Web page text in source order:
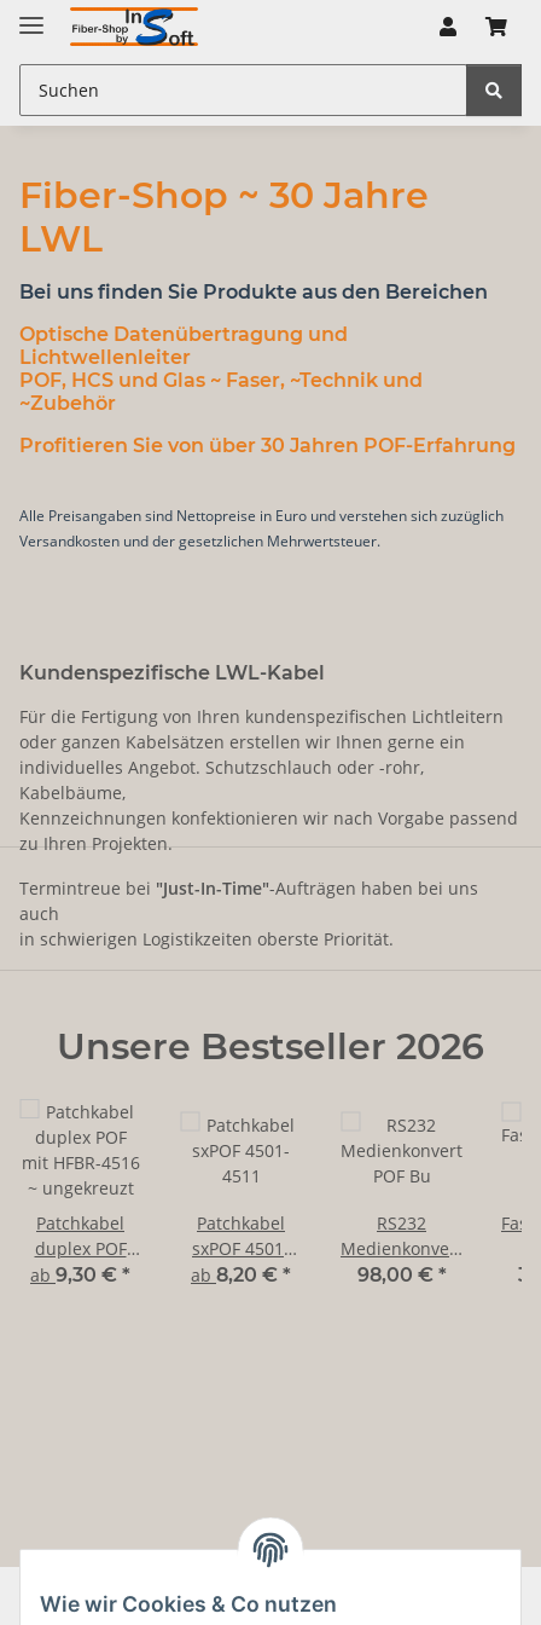
Wie wir Cookies & Co nutzen
Fiber-Shop ~ 30 Jahre
LWL
Bei uns finden Sie Produkte aus den Bereichen
Optische Datenübertragung und
Lichtwellenleiter
POF, HCS und Glas ~ Faser, ~Technik und
~Zubehör
Profitieren Sie von über 30 Jahren POF-Erfahrung
Alle Preisangaben sind Nettopreise in Euro und verstehen sich zuzüglich
Versandkosten und der gesetzlichen Mehrwertsteuer.
Kundenspezifische LWL-Kabel
Für die Fertigung von Ihren kundenspezifischen Lichtleitern
oder ganzen Kabelsätzen erstellen wir Ihnen gerne ein
individuelles Angebot. Schutzschlauch oder -rohr,
Kabelbäume,
Kennzeichnungen konfektionieren wir nach Vorgabe passend
zu Ihren Projekten.
Termintreue bei "Just-In-Time"-Aufträgen haben bei uns
auch
in schwierigen Logistikzeiten oberste Priorität.
Unsere Bestseller 2026
Patchkabel
duplex POF
mit HFBR-4516
ab 9,30 € *
Patchkabel
sxPOF 4501-
4511
ab 8,20 € *
RS232
Medienkonverter
POF Bu
98,00 € *